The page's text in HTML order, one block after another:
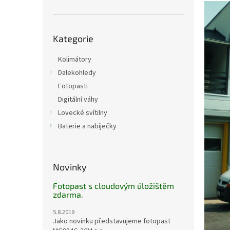
kategorie
Kategorie
Kolimátory
Dalekohledy
Fotopasti
Digitální váhy
Lovecké svítilny
Baterie a nabíječky
Novinky
Fotopast s cloudovým úložištěm
zdarma.
5.8.2019
Jako novinku představujeme fotopast